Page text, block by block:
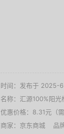
时间：发布于 2025-
名称： 汇源100%阳
优惠价格： 8.31元（
商家： 京东商城 品牌